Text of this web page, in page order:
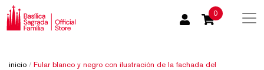
0
inicio / Fular blanco y negro con ilustración de la fachada del